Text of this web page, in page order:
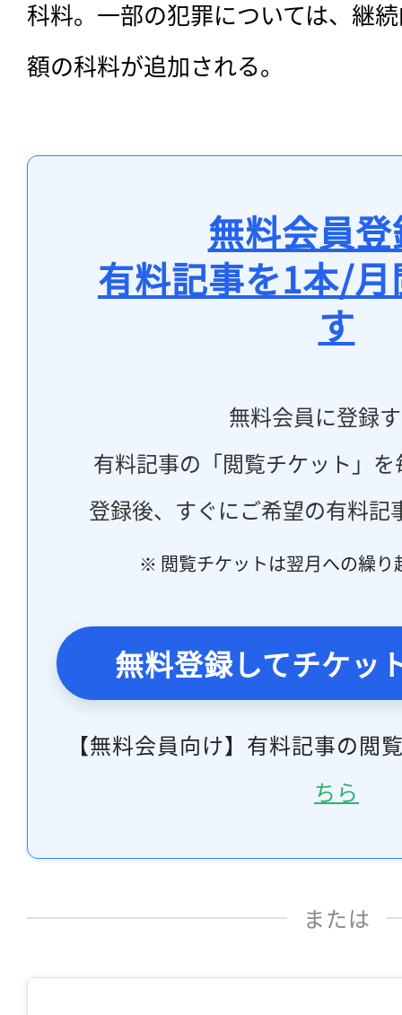
科料。一部の犯罪については、継
額の科料が追加される。
無料会員
有料記事を1本/
す
無料会員に登録
有料記事の「閲覧チケット」
登録後、すぐにご希望の有料記
※ 閲覧チケットは翌月への繰り
無料登録してチケッ
【無料会員向け】有料記事の閲
ちら
または